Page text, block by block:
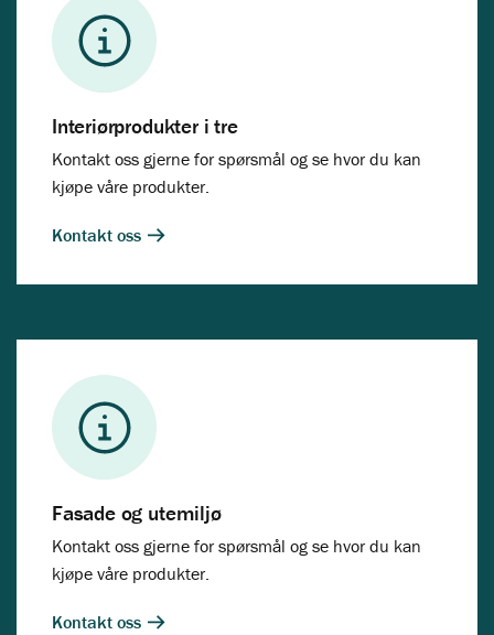
Interiørprodukter i tre
Kontakt oss gjerne for spørsmål og se hvor du kan
kjøpe våre produkter.
Kontakt oss
Fasade og utemiljø
Kontakt oss gjerne for spørsmål og se hvor du kan
kjøpe våre produkter.
Kontakt oss